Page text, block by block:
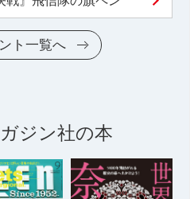
ト一覧へ
ジン社の本